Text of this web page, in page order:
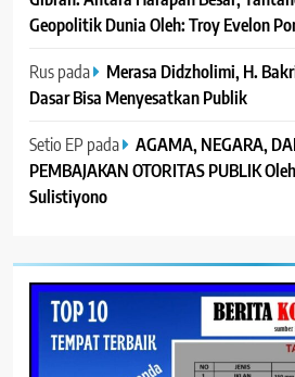
Geopolitik Dunia Oleh: Troy Evelon
Ruspada
Merasa Didzholimi, H.
Dasar Bisa Menyesatkan Publik
Setio EP pada
AGAMA, NEGARA,
PEMBAJAKAN OTORITAS PUBLIK
Sulistiyono